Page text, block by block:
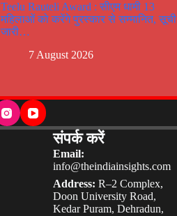
Teelu Rauteli Award : सीएम धामी 13
महिलाओं को करेंगे पुरस्कार से सम्मानित, सूची
जारी…
7 August 2026
संपर्क करें
Email:
info@theindiainsights.com
Address: R–2 Complex,
Doon University Road,
Kedar Puram, Dehradun,